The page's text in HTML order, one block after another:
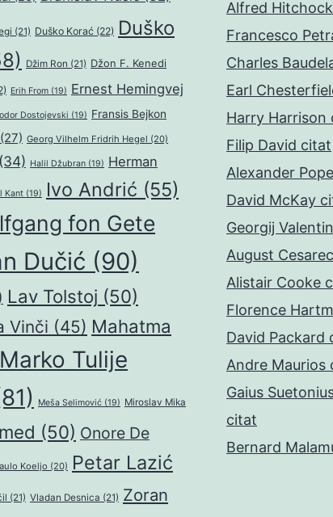
(21) Duško Korać (22) Duško
Džim Ron (21) Džon F. Kenedi
Erih From (19) Ernest Hemingvej
Dostojevski (19) Fransis Bejkon
(27) Georg Vilhelm Fridrih Hegel (20)
(34) Halil Džubran (19) Herman
Kant (19) Ivo Andrić (55)
fon Gete
Dučić (90)
Lav Tolstoj (50)
Vinči (45) Mahatma
Marko Tulije
Meša Selimović (19) Miroslav Mika
(50) Onore De
Koeljo (20) Petar Lazić
(21) Vladan Desnica (21) Zoran
Alfred
Francesco
Charles
Earl
Harry Harrison
Filip David citat
Alexander
David McKay
Georgij
August
Alistair Cooke
Florence
David Packard
Andre Maurios
Gaius
citat
Bernard